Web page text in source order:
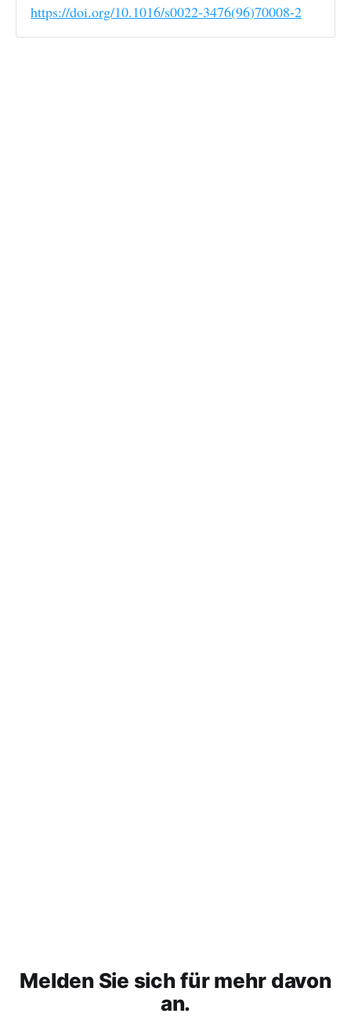
https://doi.org/10.1016/s0022-3476(96)70008-2
Melden Sie sich für mehr davon
an.